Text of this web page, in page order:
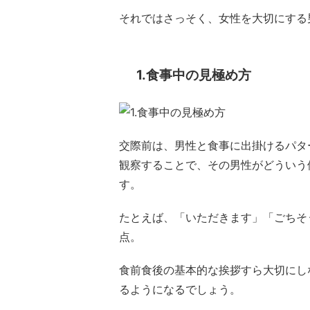
それではさっそく、女性を大切にす
1.食事中の見極め方
交際前は、男性と食事に出掛けるパ
観察することで、その男性がどうい
す。
たとえば、「いただきます」「ごち
点。
食前食後の基本的な挨拶すら大切に
るようになるでしょう。